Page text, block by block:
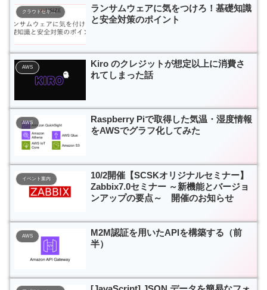
クラウドセキュリティ
ランサムウェアに気をつけろ！基礎知識
と安全対策のポイント
AWS
Kiro のクレジットが想定以上に消費さ
れてしまった話
AWS
Raspberry Piで取得した気温・湿度情報
をAWSでグラフ化してみた
イベント案内
10/2開催【SCSKオリジナルセミナー】
Zabbix7.0セミナー ～新機能とバージョ
ンアップの要点～ 開催のお知らせ
AWS
M2M認証を用いたAPIを構築する（前
半）